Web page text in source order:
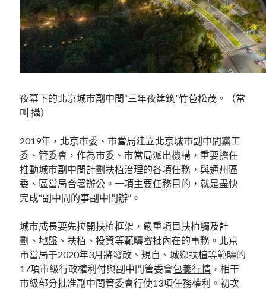
夜幕下的北京城市副中間“三年夜建筑”竹苞松茂。（常
叫 攝）
2019年，北京市委、市當局建立北京城市副中間黨工
委、管委會，作為市委、市當局派出機構，重要擔任
推動城市副中間計劃扶植治理的各項任務，與通州區
委、區當局合署辦公。一項主要任務目的，就是盡快
完成“副中間的事副中間辦”。
城市成長要先拉開扶植框架，嚴重項目扶植觸及計
劃、地盤、扶植、投資等範疇審批內在的事務。北京
市當局于2020年3月將發改、規自、城鄉扶植等範疇的
17項市級行政權利付與副中間管委會包養行情 ，相干
市級部分批准副中間管委會行使13項任務權利。初次